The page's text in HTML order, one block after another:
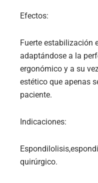
Efectos:
Fuerte estabilización
adaptándose a la
ergonómico y a su
estético que apenas
paciente.
Indicaciones:
quirúrgico.